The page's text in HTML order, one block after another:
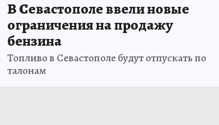
В Севастополе ввели новые
ограничения на продажу
бензина
Топливо в Севастополе будут отпускать по
талонам